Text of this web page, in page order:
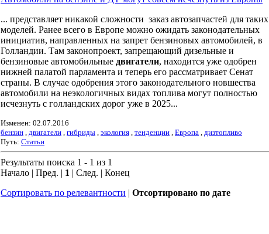
... представляет никакой сложности заказ автозапчастей для таких
моделей. Ранее всего в Европе можно ожидать законодательных
инициатив, направленных на запрет бензиновых автомобилей, в
Голландии. Там законопроект, запрещающий дизельные и
бензиновые автомобильные двигатели, находится уже одобрен
нижней палатой парламента и теперь его рассматривает Сенат
страны. В случае одобрения этого законодательного новшества
автомобили на неэкологичных видах топлива могут полностью
исчезнуть с голландских дорог уже в 2025...
Изменен: 02.07.2016
бензин , двигатели , гибриды , экология , тенденции , Европа , дизтопливо
Путь: Статьи
Результаты поиска 1 - 1 из 1
Начало | Пред. | 1 | След. | Конец
Сортировать по релевантности | Отсортировано по дате